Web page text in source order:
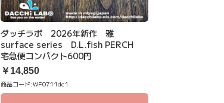
ダッチラボ 2026年新作 雅
surface series D.L.fish PERCH
宅急便コンパクト600円
￥14,850
商品コード:WF0711dc1